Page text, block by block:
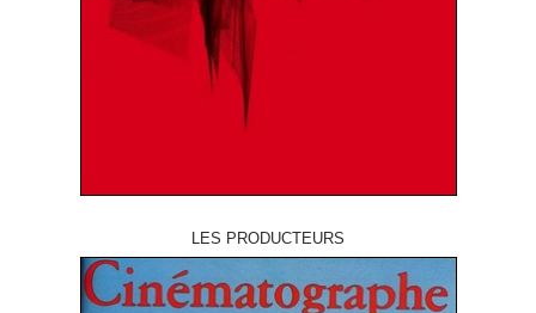
LES PRODUCTEURS